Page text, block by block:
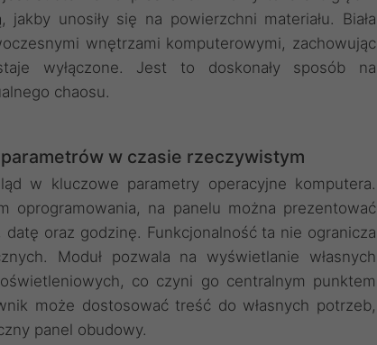
unosiły się na powierzchni materiału. Biała
wnętrzami komputerowymi, zachowując
wyłączone. Jest to doskonały sposób na
chaosu.
w czasie rzeczywistym
w kluczowe parametry operacyjne komputera.
oprogramowania, na panelu można prezentować
oraz godzinę. Funkcjonalność ta nie ogranicza
Moduł pozwala na wyświetlanie własnych
co czyni go centralnym punktem
może dostosować treść do własnych potrzeb,
panel obudowy.